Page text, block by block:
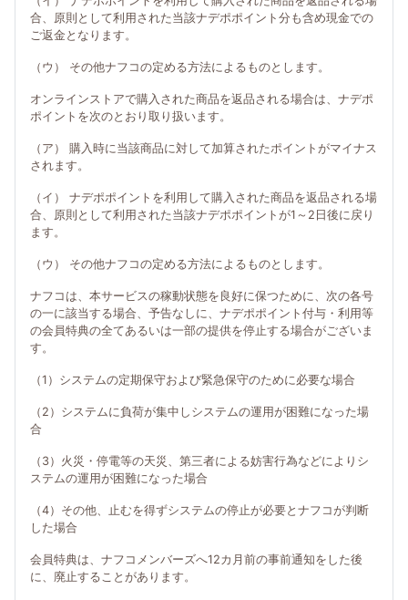
合、原則として利用された当該ナデポポイント分も含め現金での
ご返金となります。
（ウ） その他ナフコの定める方法によるものとします。
オンラインストアで購入された商品を返品される場合は、ナデポ
ポイントを次のとおり取り扱います。
（ア） 購入時に当該商品に対して加算されたポイントがマイナス
されます。
（イ） ナデポポイントを利用して購入された商品を返品される場
合、原則として利用された当該ナデポポイントが1～2日後に戻り
ます。
（ウ） その他ナフコの定める方法によるものとします。
ナフコは、本サービスの稼動状態を良好に保つために、次の各号
の一に該当する場合、予告なしに、ナデポポイント付与・利用等
の会員特典の全てあるいは一部の提供を停止する場合がございま
す。
（1）システムの定期保守および緊急保守のために必要な場合
（2）システムに負荷が集中しシステムの運用が困難になった場
合
（3）火災・停電等の天災、第三者による妨害行為などによりシ
ステムの運用が困難になった場合
（4）その他、止むを得ずシステムの停止が必要とナフコが判断
した場合
会員特典は、ナフコメンバーズへ12カ月前の事前通知をした後
に、廃止することがあります。